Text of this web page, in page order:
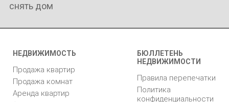
снять дом
НЕДВИЖИМОСТЬ
Продажа квартир
Продажа комнат
Аренда квартир
БЮЛЛЕТЕНЬ
НЕДВИЖИМОСТИ
Правила перепечатки
Политика
конфиденциальности